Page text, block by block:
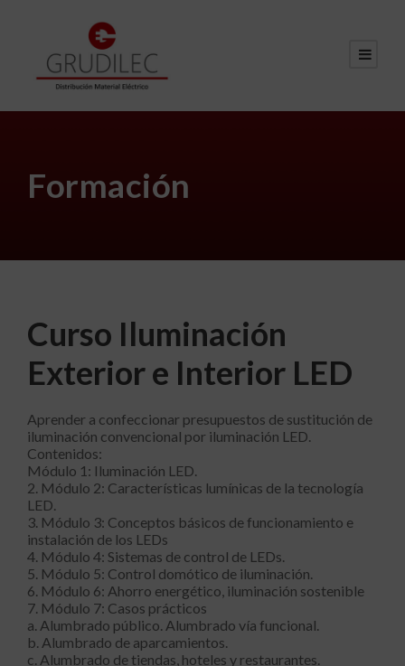
Formación
Curso Iluminación
Exterior e Interior LED
Aprender a confeccionar presupuestos de sustitución de
iluminación convencional por iluminación LED.
Contenidos:
Módulo 1: Iluminación LED.
2. Módulo 2: Características lumínicas de la tecnología
LED.
3. Módulo 3: Conceptos básicos de funcionamiento e
instalación de los LEDs
4. Módulo 4: Sistemas de control de LEDs.
5. Módulo 5: Control domótico de iluminación.
6. Módulo 6: Ahorro energético, iluminación sostenible
7. Módulo 7: Casos prácticos
a. Alumbrado público. Alumbrado vía funcional.
b. Alumbrado de aparcamientos.
c. Alumbrado de tiendas, hoteles y restaurantes.